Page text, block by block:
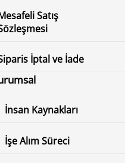
Satış
İptal ve İade
İnsan Kaynakları
İşe Alım Süreci